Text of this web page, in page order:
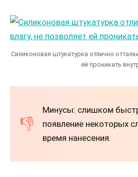
Силиконовая штукатурка отлично
ей проникать
Минусы: слишком
появление некоторых
время нанесения.